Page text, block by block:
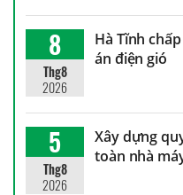
8
Thg8
2026
Hà Tĩnh
án điện gió
5
Thg8
2026
Xây dựng
toàn nhà